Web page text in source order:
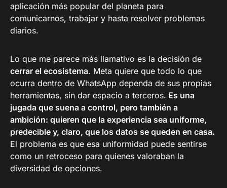
aplicación más popular del planeta para
comunicarnos, trabajar y hasta resolver problemas
diarios.
Lo que me parece más llamativo es la decisión de
cerrar el ecosistema. Meta quiere que todo lo que
ocurra dentro de WhatsApp dependa de sus propias
herramientas, sin dar espacio a terceros. Es una
jugada que suena a control, pero también a
ambición: quieren que la experiencia sea uniforme,
predecible y, claro, que los datos se queden en casa.
El problema es que esa uniformidad puede sentirse
como un retroceso para quienes valoraban la
diversidad de opciones.